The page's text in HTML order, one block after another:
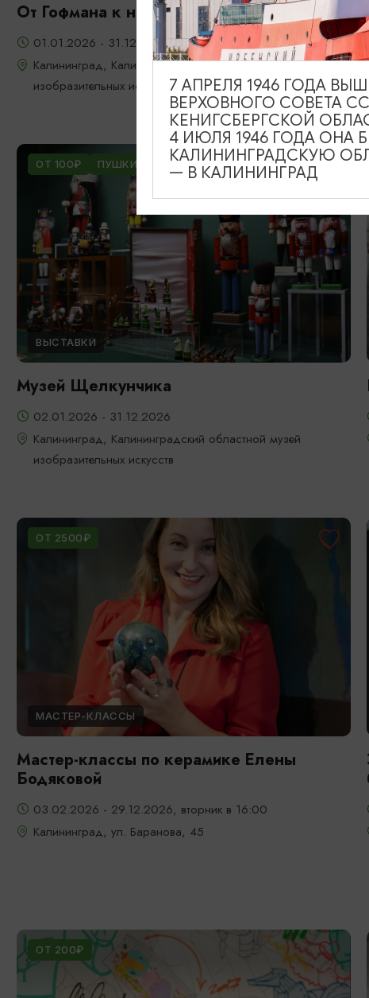
От Гофмана к новой реальности
01.01.2026 - 31.12.2026
Калининград, Калининградский областной музей
изобразительных искусств
ОТ 100₽ ПУШКИНСКАЯ КАРТА
ВЫСТАВКИ
Музей Щелкунчика
02.01.2026 - 31.12.2026
Калининград, Калининградский областной музей
изобразительных искусств
ОТ 2500₽
МАСТЕР-КЛАССЫ
Мастер-классы по керамике Елены
Бодяковой
03.02.2026 - 29.12.2026, вторник в 16:00
Калининград, ул. Баранова, 45
ОТ 200₽
7 АПРЕЛЯ 1946 ГОДА
ВЕРХОВНОГО СОВЕТА
КЕНИГСБЕРГСКОЙ
4 ИЮЛЯ 1946 ГОДА ОНА
КАЛИНИНГРАДСКУЮ
— В КАЛИНИНГРАД